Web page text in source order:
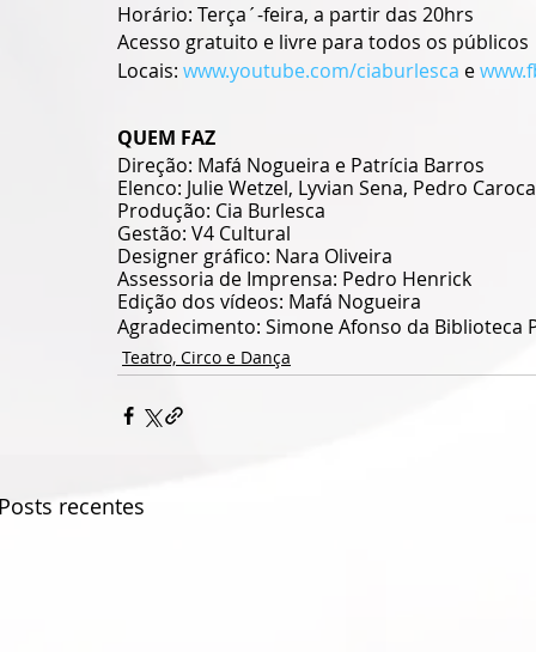
Horário: Terça´-feira, a partir das 20hrs
Acesso gratuito e livre para todos os públicos
Locais: www.youtube.com/ciaburlesca e
QUEM FAZ
Direção: Mafá Nogueira e Patrícia Barros
Elenco: Julie Wetzel, Lyvian Sena, Pedro
Produção: Cia Burlesca
Gestão: V4 Cultural
Designer gráfico: Nara Oliveira
Assessoria de Imprensa: Pedro Henrick
Edição dos vídeos: Mafá Nogueira
Agradecimento: Simone Afonso da Biblioteca
Teatro, Circo e Dança
recentes